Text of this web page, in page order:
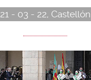
21 - 03 - 22, Castellón